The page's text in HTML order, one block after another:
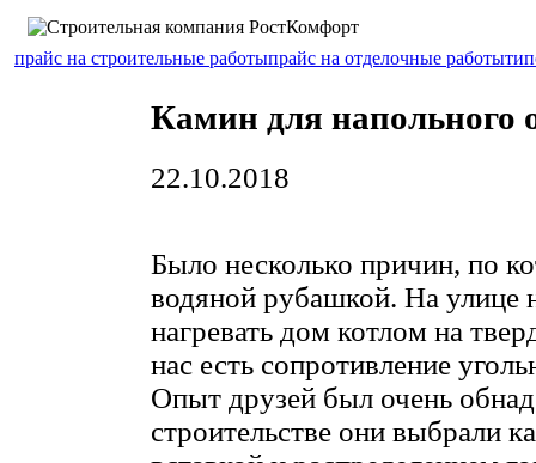
прайс на строительные работыпрайс на отделочные работы
Камин для напольного
22.10.2018
Было несколько причин, по
водяной рубашкой. На улице
нагревать дом котлом на
нас есть сопротивление
Опыт друзей был очень
строительстве они выбрали